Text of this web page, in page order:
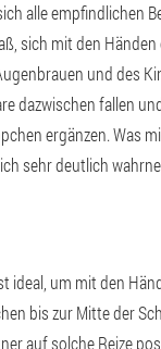
alle empfindlichen
sich mit den
und des
dazwischen fallen
ergänzen. Was
sehr deutlich
ideal, um mit den
bis zur Mitte der
auf solche Reize